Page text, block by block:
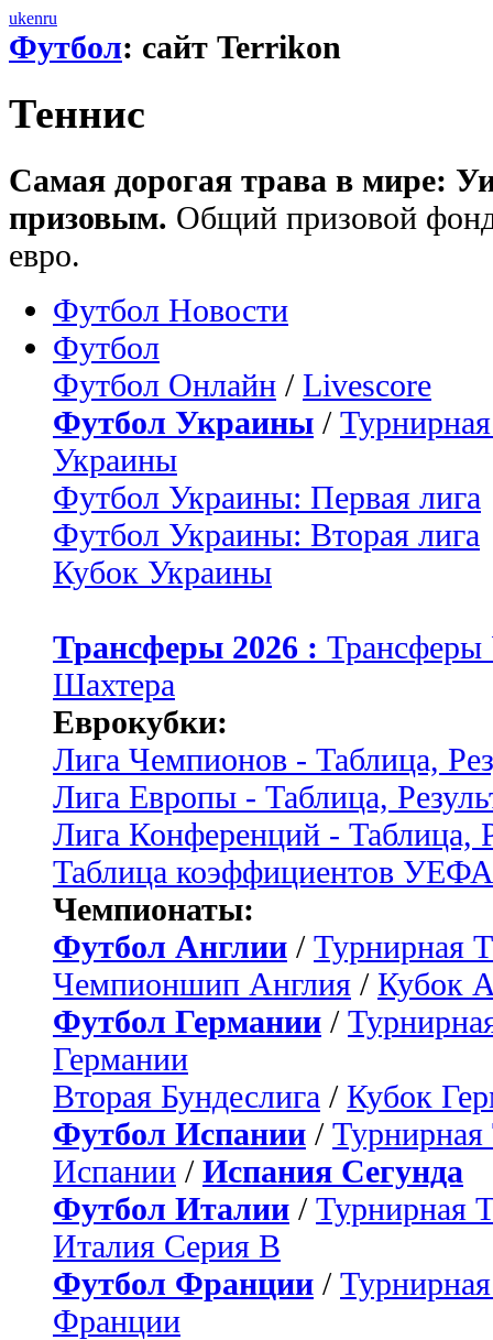
ukenru
Футбол: сайт Terrikon
Теннис
Самая дорогая трава в мире:
призовым. Общий призовой
евро.
Футбол Новости
Футбол
Футбол Онлайн / Livescore
Футбол Украины /
Украины
Футбол Украины: Первая лига
Футбол Украины: Вторая лига
Кубок Украины
Трансферы 2026 :
Шахтера
Еврокубки:
Лига Чемпионов - Таблица,
Лига Европы - Таблица,
Лига Конференций - Таблица,
Таблица коэффициентов УЕФА
Чемпионаты:
Футбол Англии / Турнирная
Чемпионшип Англия / Кубок
Футбол Германии /
Германии
Вторая Бундеслига / Кубок
Футбол Испании / Турнирная
Испании / Испания Сегунда
Футбол Италии / Турнирная
Италия Серия B
Футбол Франции /
Франции